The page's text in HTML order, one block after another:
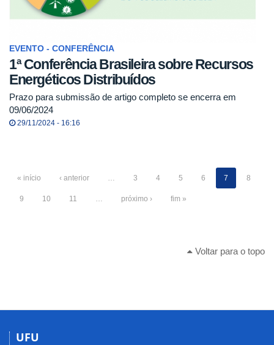
EVENTO - CONFERÊNCIA
1ª Conferência Brasileira sobre Recursos
Energéticos Distribuídos
Prazo para submissão de artigo completo se encerra em
09/06/2024
29/11/2024 - 16:16
« início ‹ anterior 3 4 5 6 7 8
9 10 11 próximo › fim »
Voltar para o topo
UFU